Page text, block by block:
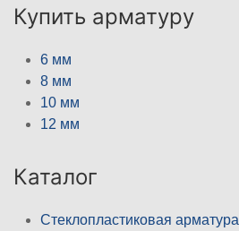
Купить арматуру
6 мм
8 мм
10 мм
12 мм
Каталог
Стеклопластиковая арматура